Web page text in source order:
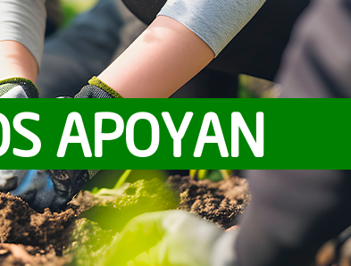
APOYAN